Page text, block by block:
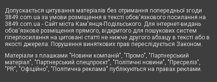
Допускається цитування матеріалів без отримання попередньої згоди
3849.com.ua за умови розміщення в тексті обов'язкового посилання на
3849.com.ua - Сайт міста Кам'янця-Подільського. Для інтернет-видань
обов'язкове розміщення прямого, відкритого для пошукових систем
гіперпосилання на цитовані статті не нижче другого абзацу в тексті або в
якості джерела. Порушення виняткових прав переслідується Законом.
Матеріали з плашками "Новини компаній", "Промо", "Партнерський
матеріал", "Партнерський спецпроєкт", "Політичні новини", "Пресреліз",
"PR", "Офіційно", "Політична реклама" публікуються на правах реклами.